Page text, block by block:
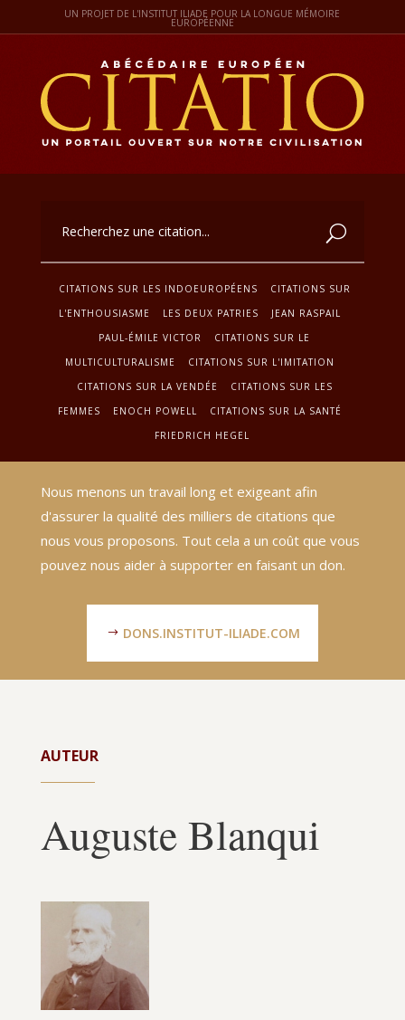
UN PROJET DE L'INSTITUT ILIADE POUR LA LONGUE MÉMOIRE
EUROPÉENNE
CITATIONS SUR LES INDOEUROPÉENS
CITATIONS SUR
L'ENTHOUSIASME
LES DEUX PATRIES
JEAN RASPAIL
PAUL-ÉMILE VICTOR
CITATIONS SUR LE
MULTICULTURALISME
CITATIONS SUR L'IMITATION
CITATIONS SUR LA VENDÉE
CITATIONS SUR LES
FEMMES
ENOCH POWELL
CITATIONS SUR LA SANTÉ
FRIEDRICH HEGEL
Nous menons un travail long et exigeant afin
d'assurer la qualité des milliers de citations que
nous vous proposons. Tout cela a un coût que vous
pouvez nous aider à supporter en faisant un don.
DONS.INSTITUT-ILIADE.COM
AUTEUR
Auguste Blanqui